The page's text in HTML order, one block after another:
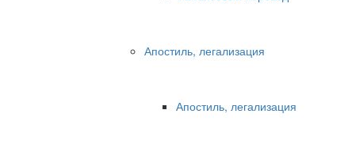
Апостиль, легализация
Апостиль, легализация